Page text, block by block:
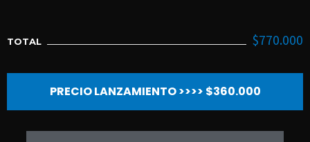
TOTAL $770.000
PRECIO LANZAMIENTO >>>> $360.000